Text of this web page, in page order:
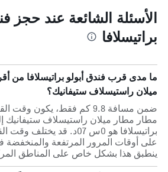
الأسئلة الشائعة عند حجز
براتيسلافا
ما مدى قرب فندق أبولو براتيسلافا من
ميلان راستيسلاف ستيفانيك؟
ضمن مسافة 9.8 كم فقط، يكون
مطار مطار ميلان راستيسلاف ستيفانيك
براتيسلافا هو 0س 07د. قد
على أوقات المرور المرتفعة والمنخفضة
ينطبق هذا بشكل خاص على المناطق